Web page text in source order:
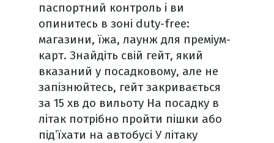
паспортний контроль і ви
опинитесь в зоні duty-free:
магазини, їжа, лаунж для преміум-
карт. Знайдіть свій гейт, який
вказаний у посадковому, але не
запізнюйтесь, гейт закривається
за 15 хв до вильоту На посадку в
літак потрібно пройти пішки або
підʼїхати на автобусі У літаку